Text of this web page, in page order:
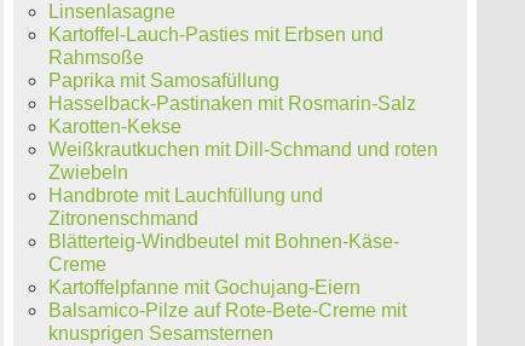
Linsenlasagne
Kartoffel-Lauch-Pasties mit Erbsen und
Rahmsoße
Paprika mit Samosafüllung
Hasselback-Pastinaken mit Rosmarin-Salz
Karotten-Kekse
Weißkrautkuchen mit Dill-Schmand und roten
Zwiebeln
Handbrote mit Lauchfüllung und
Zitronenschmand
Blätterteig-Windbeutel mit Bohnen-Käse-
Creme
Kartoffelpfanne mit Gochujang-Eiern
Balsamico-Pilze auf Rote-Bete-Creme mit
knusprigen Sesamsternen